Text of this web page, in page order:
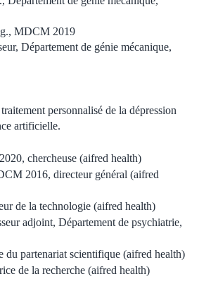
MDCM 2019
Département de génie mécanique,
personnalisé de la dépression
artificielle.
chercheuse (aifred health)
2016, directeur général (aifred
de la technologie (aifred health)
adjoint, Département de psychiatrie,
du partenariat scientifique (aifred health)
de la recherche (aifred health)